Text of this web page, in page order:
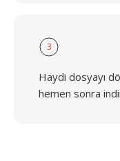
3
Haydi dosyayı
hemen sonra